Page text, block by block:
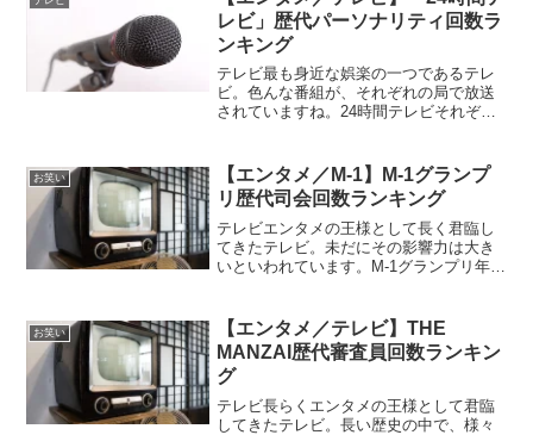
グオブコント」。こちらの...
レビ」歴代パーソナリティ回数ラ
ンキング
テレビ最も身近な娯楽の一つであるテレ
ビ。色んな番組が、それぞれの局で放送
されていますね。24時間テレビそれぞれ
看板番組の一つとなっているのが「24時
間テレビ」ではないで...
お笑い
【エンタメ／M-1】M-1グランプ
リ歴代司会回数ランキング
テレビエンタメの王様として長く君臨し
てきたテレビ。未だにその影響力は大き
いといわれています。M-1グランプリ年に
らは漫才日本一を決定する大会として開
催されており、初...
お笑い
【エンタメ／テレビ】THE
MANZAI歴代審査員回数ランキン
グ
テレビ長らくエンタメの王様として君臨
してきたテレビ。長い歴史の中で、様々